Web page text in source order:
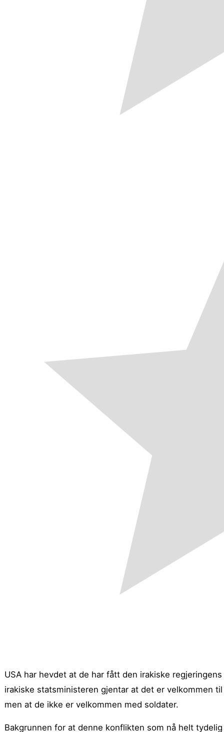
USA har hevdet at de har fått den irakiske
irakiske statsministeren gjentar at det er velkommen
men at de ikke er velkommen med soldater.
Bakgrunnen for at denne konflikten som nå helt